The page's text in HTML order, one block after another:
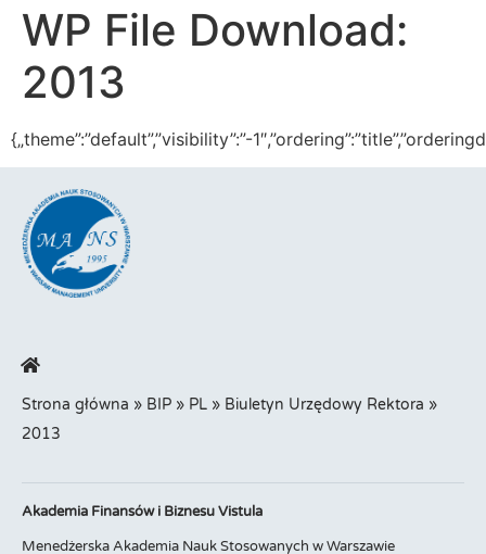
WP File Download:
2013
{„theme”:”default”,”visibility”:”-
Strona główna » BIP » PL » Biuletyn Urzędowy Rektora »
2013
Akademia Finansów i Biznesu Vistula
Menedżerska Akademia Nauk Stosowanych w Warszawie